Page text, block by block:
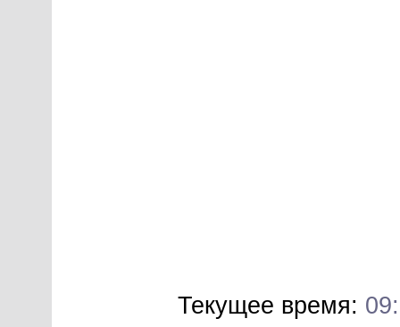
Текущее время: